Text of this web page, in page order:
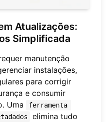
Atualizações:
Simplificada
manutenção
instalações,
para corrigir
e consumir
Uma
ferramenta
elimina tudo